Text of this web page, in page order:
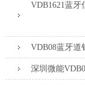
VDB1621蓝
VDB08蓝牙道
深圳微能